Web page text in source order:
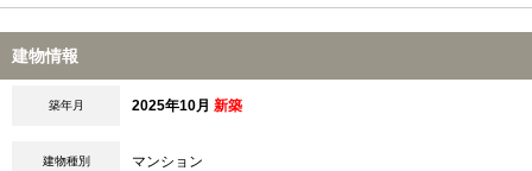
建物情報
築年月 2025年10月 新築
建物種別 マンション